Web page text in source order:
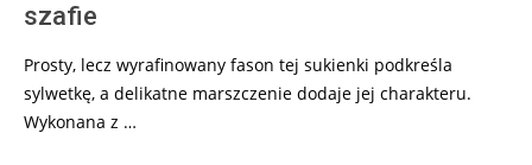
szafie
Prosty, lecz wyrafinowany fason tej sukienki podkreśla
sylwetkę, a delikatne marszczenie dodaje jej charakteru.
Wykonana z …